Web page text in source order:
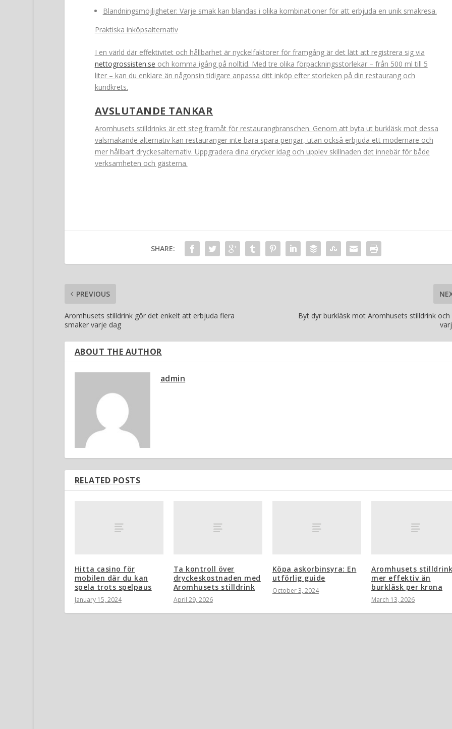
Blandningsmöjligheter: Varje smak kan blandas i olika kombinationer för att erbjuda en unik smakresa.
Praktiska inköpsalternativ
I en värld där effektivitet och hållbarhet är nyckelfaktorer för framgång är det lätt att registrera sig via
nettogrossisten.se och komma igång på nolltid. Med tre olika förpackningsstorlekar – från 500 ml till 5
liter – kan du enklare än någonsin tidigare anpassa ditt inköp efter storleken på din restaurang och
kundkrets.
AVSLUTANDE TANKAR
Aromhusets stilldrinks är ett steg framåt för restaurangbranschen. Genom att byta ut burkläsk mot dessa
välsmakande alternativ kan restauranger inte bara spara pengar, utan också erbjuda ett modernare och
mer hållbart dryckesalternativ. Uppgradera dina drycker idag och upplev skillnaden det innebär för både
verksamheten och gästerna.
SHARE:
PREVIOUS
Aromhusets stilldrink gör det enkelt att erbjuda flera
smaker varje dag
Byt dyr burkläsk mot Aromhusets stilldrink och
ABOUT THE AUTHOR
admin
RELATED POSTS
Hitta casino för
mobilen där du kan
spela trots spelpaus
January 15, 2024
Ta kontroll över
dryckeskostnaden med
Aromhusets stilldrink
April 29, 2026
Köpa askorbinsyra: En
utförlig guide
October 3, 2024
Aromhusets
mer effektiv än
burkläsk per krona
March 13, 2026